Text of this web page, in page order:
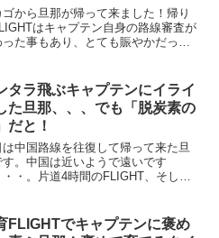
ゴから旦那が帰って来ました！帰り
はキャプテン自身の路線審査が
た事もあり、とても賑やかだった
は審査だったので猫を被っておられ
か分かりま...
タラ飛ぶキャプテンにイライ
た旦那、、、でも「脱炭素の
だと！
は中国路線を往復して帰って来た旦
す。中国は近いようで遠いです
・・。片道4時間のFLIGHT、そして
務です。今日は行きはキャプテンが
、帰りは...
FLIGHTでキャプテンに褒め